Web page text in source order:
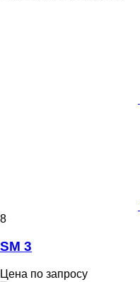
8
SM 3
Цена по запросу